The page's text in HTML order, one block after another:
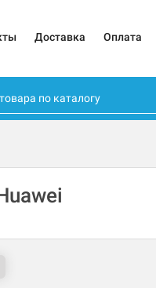
Доставка Оплата